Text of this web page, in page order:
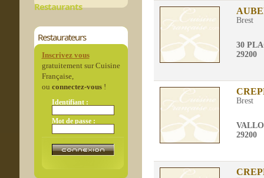
Restaurants
Restaurateurs
Inscrivez vous
gratuitement sur Cuisine
Française,
ou connectez-vous!
Identifiant :
Mot de passe :
Brest
30
29200
Brest
29200